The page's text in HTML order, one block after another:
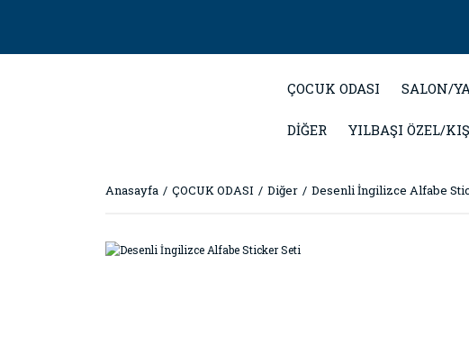
ÇOCUK ODASI SALON/
DİĞER YILBAŞI ÖZEL/
Anasayfa ÇOCUK ODASI Diğer Desenli İngilizce Alfabe